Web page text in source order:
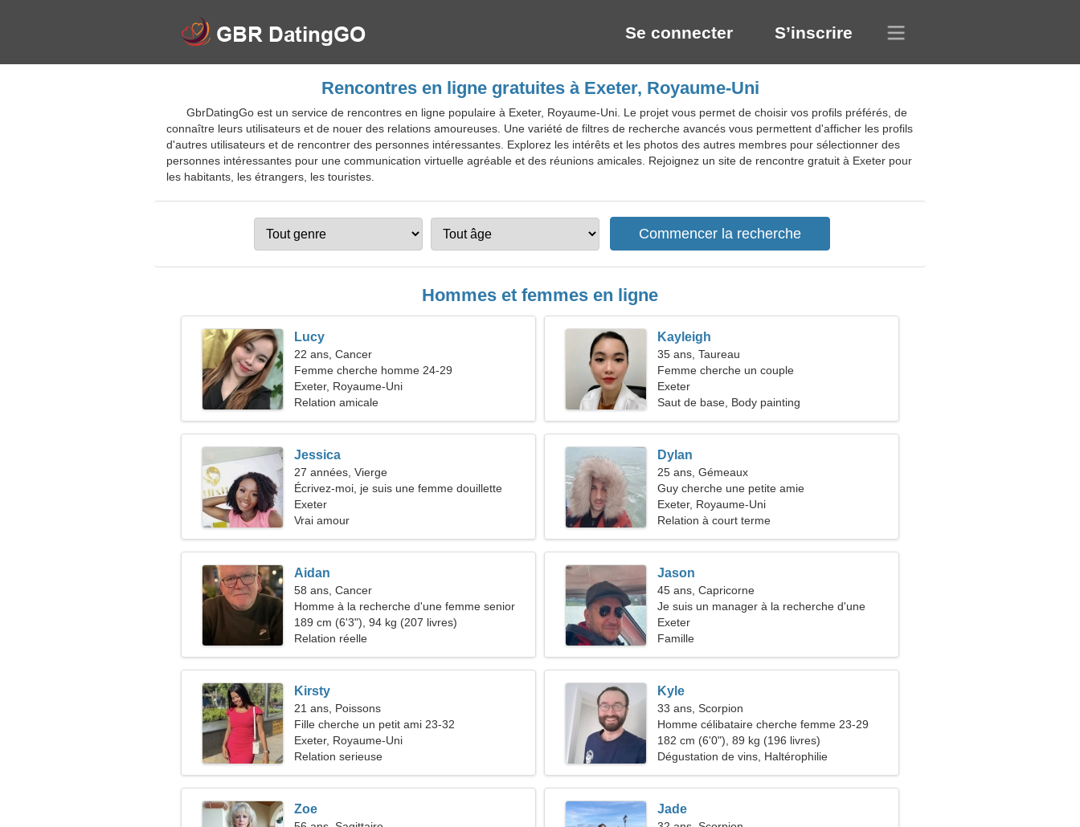
Se connecter S’inscrire
Rencontres en ligne gratuites à Exeter, Royaume-Uni
GbrDatingGo est un service de rencontres en ligne populaire à Exeter, Royaume-Uni. Le projet vous permet de choisir vos profils préférés, de
connaître leurs utilisateurs et de nouer des relations amoureuses. Une variété de filtres de recherche avancés vous permettent d'afficher les profils
d'autres utilisateurs et de rencontrer des personnes intéressantes. Explorez les intérêts et les photos des autres membres pour sélectionner des
personnes intéressantes pour une communication virtuelle agréable et des réunions amicales. Rejoignez un site de rencontre gratuit à Exeter pour
les habitants, les étrangers, les touristes.
Hommes et femmes en ligne
Lucy
22 ans, Cancer
Femme cherche homme 24-29
Exeter, Royaume-Uni
Relation amicale
Kayleigh
35 ans, Taureau
Femme cherche un couple
Exeter
Saut de base, Body painting
Jessica
27 années, Vierge
Écrivez-moi, je suis une femme douillette
Exeter
Vrai amour
Dylan
25 ans, Gémeaux
Guy cherche une petite amie
Exeter, Royaume-Uni
Relation à court terme
Aidan
58 ans, Cancer
Homme à la recherche d'une femme senior
189 cm (6'3"), 94 kg (207 livres)
Relation réelle
Jason
45 ans, Capricorne
Je suis un manager à la recherche d'une
femme formidable
Exeter
Famille
Kirsty
21 ans, Poissons
Fille cherche un petit ami 23-32
Exeter, Royaume-Uni
Relation serieuse
Kyle
33 ans, Scorpion
Homme célibataire cherche femme 23-29
182 cm (6'0"), 89 kg (196 livres)
Dégustation de vins, Haltérophilie
Zoe Jade